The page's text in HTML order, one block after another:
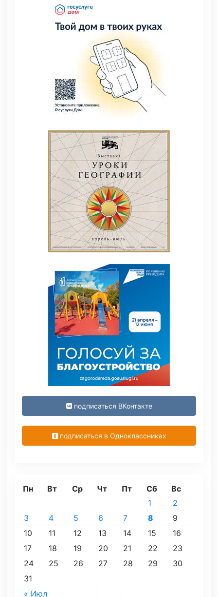
подписаться ВКонтакте
подписаться в Одноклассниках
Пн Вт Ср Чт Пт Сб Вс
« Июл
1
2
3
4 5 6 7 8
9
10
11 12 13 14 15
16
17
18 19 20 21 22
23
24
25 26 27 28 29
30
31